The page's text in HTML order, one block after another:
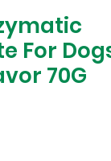
For
70G